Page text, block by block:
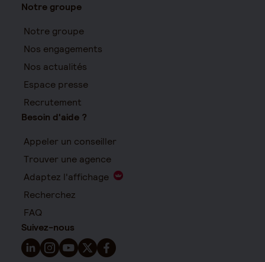
Notre groupe
Notre groupe
Nos engagements
Nos actualités
Espace presse
Recrutement
Besoin d'aide ?
Appeler un conseiller
Trouver une agence
Adaptez l'affichage
Recherchez
FAQ
Suivez-nous
Suivez-nous sur LinkedIn - Nouvelle fenêtre
Suivez-nous sur Instagram - Nouvelle fenêtre
Suivez-nous sur YouTube - Nouvelle fenêtre
Suivez-nous sur X - Nouvelle fenêtre
Suivez-nous sur Facebook - Nouvelle